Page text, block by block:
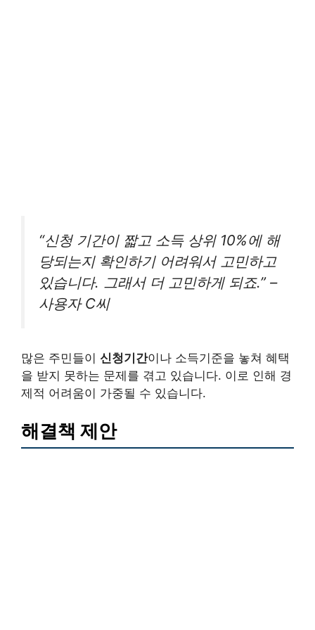
“신청 기간이 짧고 소득 상위 10%에 해
당되는지 확인하기 어려워서 고민하고
있습니다. 그래서 더 고민하게 되죠.” –
사용자 C씨
많은 주민들이 신청기간이나 소득기준을 놓쳐 혜택
을 받지 못하는 문제를 겪고 있습니다. 이로 인해 경
제적 어려움이 가중될 수 있습니다.
해결책 제안